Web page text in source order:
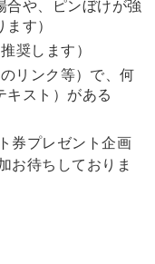
合や、ピンぼけが強
す）
奨します）
リンク等）で、何
キスト）がある
券プレゼント企画
お待ちしておりま